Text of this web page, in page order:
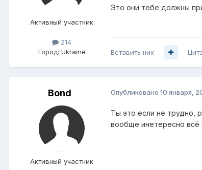
Активный участник
214
Город: Ukraine
Это они тебе должны
Вставить ник
Bond
Активный участник
Опубликовано 10 января,
Ты это если не трудно,
вообще инетересно всё